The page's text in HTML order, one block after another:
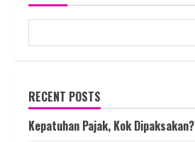
RECENT POSTS
Kepatuhan Pajak, Kok Dipaksakan?